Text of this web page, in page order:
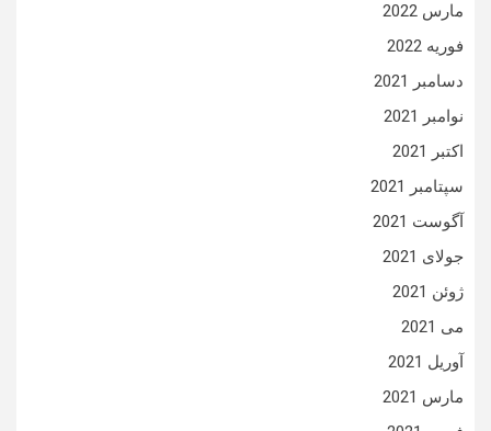
مارس 2022
فوریه 2022
دسامبر 2021
نوامبر 2021
اکتبر 2021
سپتامبر 2021
آگوست 2021
جولای 2021
ژوئن 2021
می 2021
آوریل 2021
مارس 2021